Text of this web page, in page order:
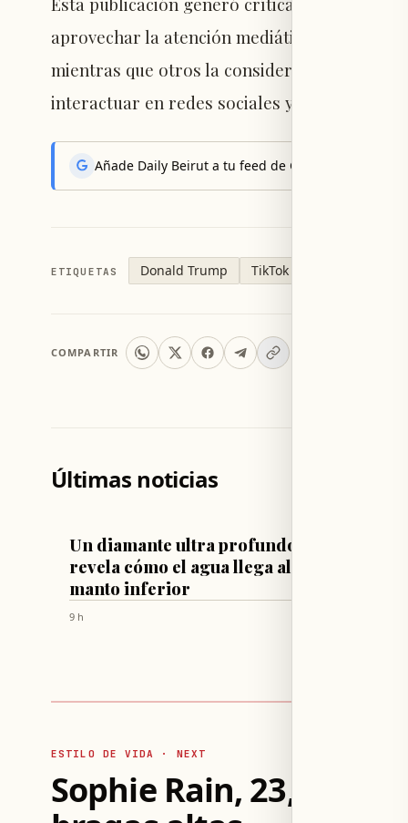
aprovechar la atención mediática en torno a
mientras que otros la consideraron parte
interactuar en redes sociales y lanzar
Añade Daily Beirut a tu feed de Google News y
ETIQUETAS Donald Trump TikTok
COMPARTIR
Últimas noticias
TECNOLOGÍA Y CIENCIA
Un diamante ultra profundo
revela cómo el agua llega al
manto inferior
9 h
ESTILO DE VIDA · NEXT
Sophie Rain, 23,